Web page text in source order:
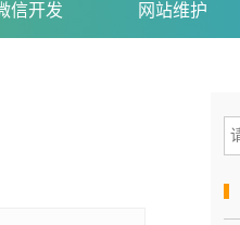
信开发 网站维护